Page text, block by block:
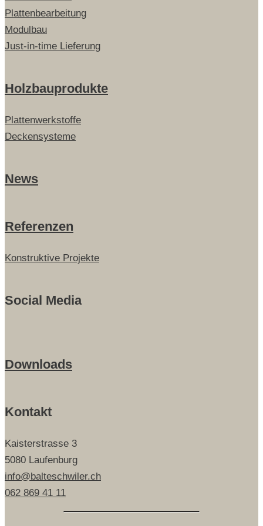
Plattenbearbeitung
Modulbau
Just-in-time Lieferung
Holzbauprodukte
Plattenwerkstoffe
Deckensysteme
News
Referenzen
Konstruktive Projekte
Social Media
Downloads
Kontakt
Kaisterstrasse 3
5080 Laufenburg
info@balteschwiler.ch
062 869 41 11